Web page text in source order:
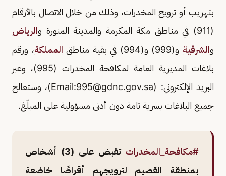
بتهريب أو ترويج المخدرات، وذلك من خلال الاتصال بالأرقام
(911) في مناطق مكة المكرمة والمدينة المنورة و
الرياض
والشرقية و(999) و(994) في بقية مناطق المملكة، ورقم
بلاغات المديرية العامة لمكافحة المخدرات (995)، وعبر
البريد الإلكتروني: (Email:995@gdnc.gov.sa
)، وستعالج
جميع البلاغات بسرية تامة دون أدنى مسؤولية على المبلّغ.
#مكافحة_المخدرات
تقبض على (3) أشخاص
بمنطقة القصيم لترويجهم أقراصًا خاضعة